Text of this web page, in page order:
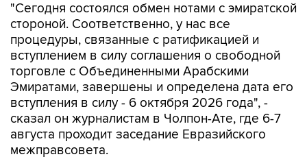
"Сегодня состоялся обмен нотами с эмиратской
стороной. Соответственно, у нас все
процедуры, связанные с ратификацией и
вступлением в силу соглашения о свободной
торговле с Объединенными Арабскими
Эмиратами, завершены и определена дата его
вступления в силу - 6 октября 2026 года", -
сказал он журналистам в Чолпон-Ате, где 6-7
августа проходит заседание Евразийского
межправсовета.